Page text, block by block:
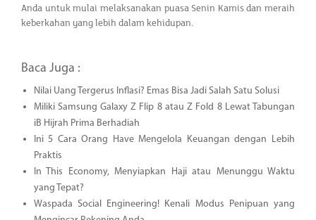
Anda untuk mulai melaksanakan puasa Senin Kamis dan meraih
keberkahan yang lebih dalam kehidupan.
Baca Juga :
Nilai Uang Tergerus Inflasi? Emas Bisa Jadi Salah Satu Solusi
Miliki Samsung Galaxy Z Flip 8 atau Z Fold 8 Lewat Tabungan
iB Hijrah Prima Berhadiah
Ini 5 Cara Orang Have Mengelola Keuangan dengan Lebih
Praktis
In This Economy, Menyiapkan Haji atau Menunggu Waktu
yang Tepat?
Waspada Social Engineering! Kenali Modus Penipuan yang